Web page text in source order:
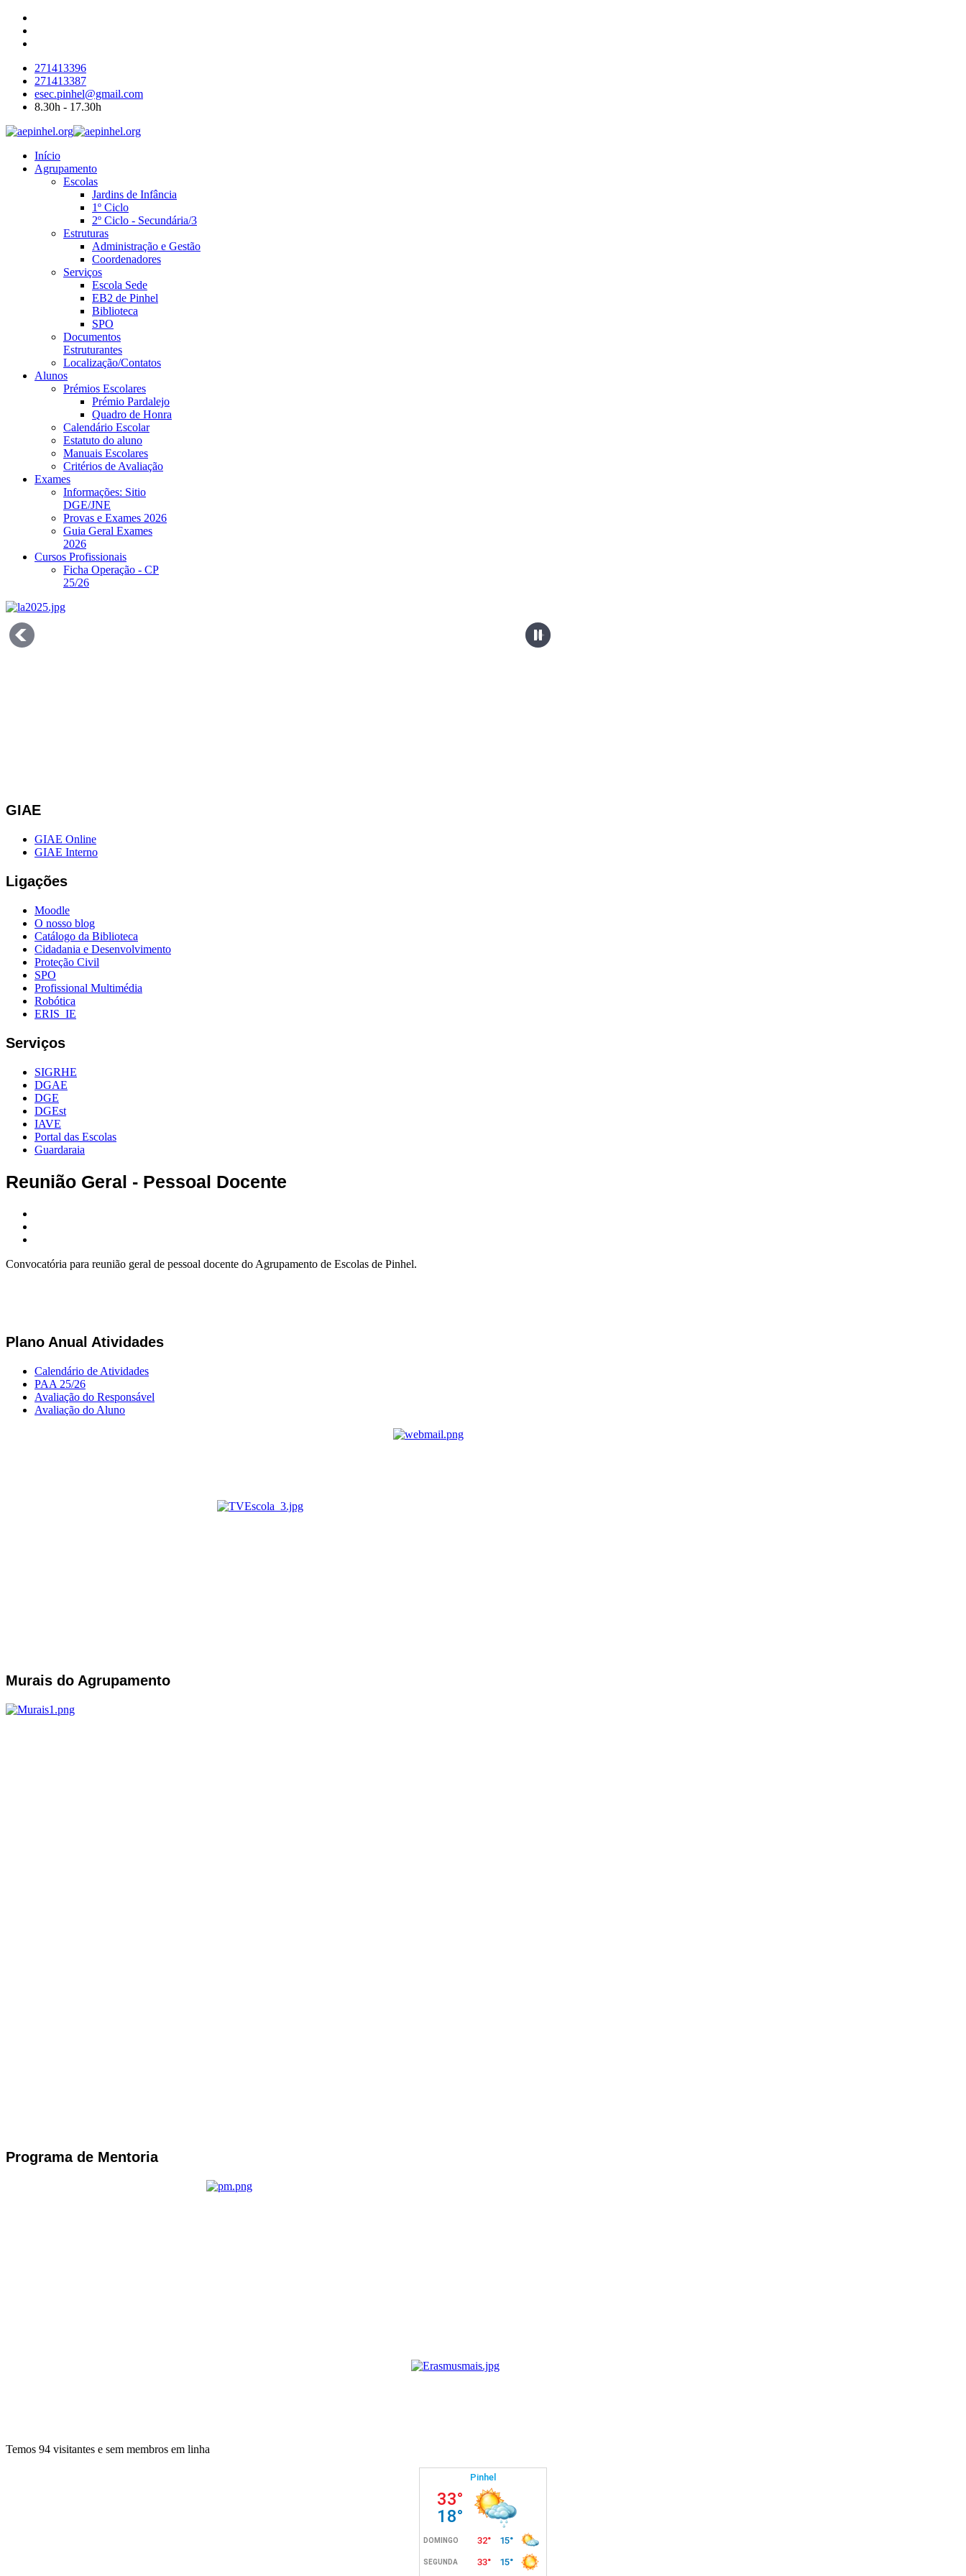
271413396
271413387
esec.pinhel@gmail.com
8.30h - 17.30h
Início
Agrupamento
Escolas
Jardins de Infância
1º Ciclo
2º Ciclo - Secundária/3
Estruturas
Administração e Gestão
Coordenadores
Serviços
Escola Sede
EB2 de Pinhel
Biblioteca
SPO
Documentos
Estruturantes
Localização/Contatos
Alunos
Prémios Escolares
Prémio Pardalejo
Quadro de Honra
Calendário Escolar
Estatuto do aluno
Manuais Escolares
Critérios de Avaliação
Exames
Informações: Sitio
DGE/JNE
Provas e Exames 2026
Guia Geral Exames
2026
Cursos Profissionais
Ficha Operação - CP
25/26
GIAE
GIAE Online
GIAE Interno
Ligações
Moodle
O nosso blog
Catálogo da Biblioteca
Cidadania e Desenvolvimento
Proteção Civil
SPO
Profissional Multimédia
Robótica
ERIS_IE
Serviços
SIGRHE
DGAE
DGE
DGEst
IAVE
Portal das Escolas
Guardaraia
Reunião Geral - Pessoal Docente
Convocatória para reunião geral de pessoal docente do Agrupamento de Escolas de Pinhel.
Plano Anual Atividades
Calendário de Atividades
PAA 25/26
Avaliação do Responsável
Avaliação do Aluno
Murais do Agrupamento
Programa de Mentoria
Temos 94 visitantes e sem membros em linha